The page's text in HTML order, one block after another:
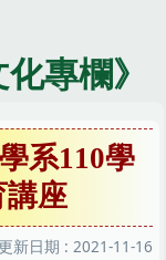
專欄》
系110學
講座
新日期 : 2021-11-16